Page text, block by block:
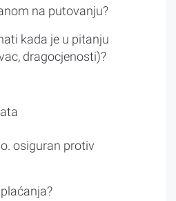
na putovanju?
kada je u pitanju
dragocjenosti)?
osiguran protiv